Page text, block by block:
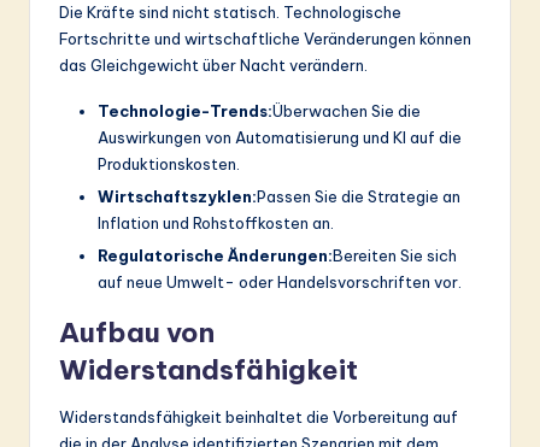
Die Kräfte sind nicht statisch. Technologische
Fortschritte und wirtschaftliche Veränderungen können
das Gleichgewicht über Nacht verändern.
Technologie-Trends:Überwachen Sie die
Auswirkungen von Automatisierung und KI auf die
Produktionskosten.
Wirtschaftszyklen:Passen Sie die Strategie an
Inflation und Rohstoffkosten an.
Regulatorische Änderungen:Bereiten Sie sich
auf neue Umwelt- oder Handelsvorschriften vor.
Aufbau von
Widerstandsfähigkeit
Widerstandsfähigkeit beinhaltet die Vorbereitung auf